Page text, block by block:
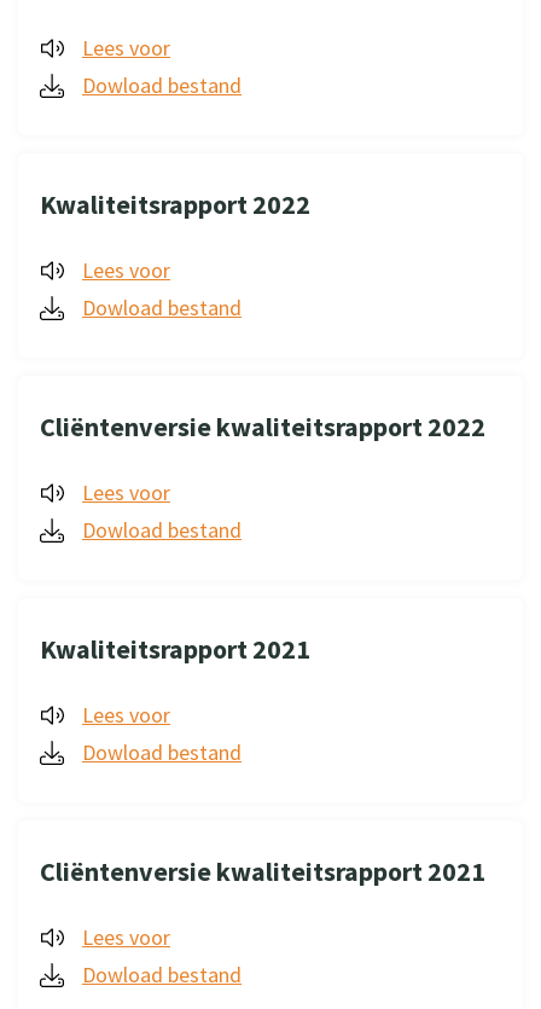
Lees voor
Dowload bestand
Kwaliteitsrapport 2022
Lees voor
Dowload bestand
Cliëntenversie kwaliteitsrapport 2022
Lees voor
Dowload bestand
Kwaliteitsrapport 2021
Lees voor
Dowload bestand
Cliëntenversie kwaliteitsrapport 2021
Lees voor
Dowload bestand